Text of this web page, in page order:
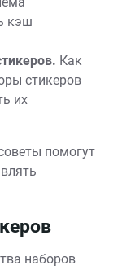
кэш
Как
стикеров
их
помогут
наборов